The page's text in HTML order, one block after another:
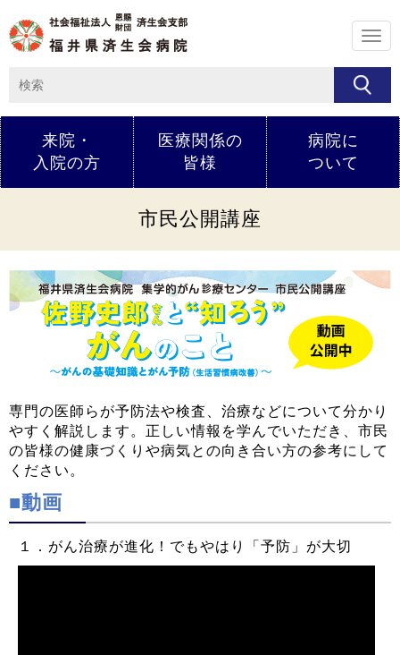
メ
ニ
ュ
来院・
入院の方
医療関係の
皆様
病院に
ついて
市民公開講座
専門の医師らが予防法や検査、治療などについて分かり
やすく解説します。正しい情報を学んでいただき、市民
の皆様の健康づくりや病気との向き合い方の参考にして
ください。
■動画
１．がん治療が進化！でもやはり「予防」が大切